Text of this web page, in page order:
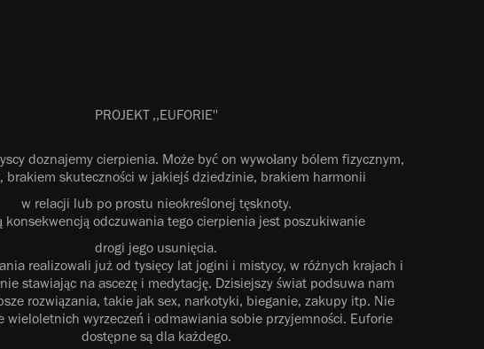
PROJEKT ,,EUFORIE''
doznajemy cierpienia. Może być on wywołany bólem fizycznym,
brakiem skuteczności w jakiejś dziedzinie, brakiem harmonii
w relacji lub po prostu nieokreślonej tęsknoty.
konsekwencją odczuwania tego cierpienia jest poszukiwanie
drogi jego usunięcia.
realizowali już od tysięcy lat jogini i mistycy, w różnych krajach i
stawiając na ascezę i medytację. Dzisiejszy świat podsuwa nam
rozwiązania, takie jak sex, narkotyki, bieganie, zakupy itp. Nie
wieloletnich wyrzeczeń i odmawiania sobie przyjemności. Euforie
dostępne są dla każdego.